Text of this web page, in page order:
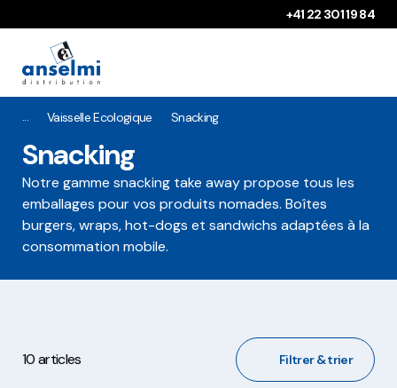
+41 22 301 19 84
Vaisselle Ecologique Snacking
Snacking
Notre gamme snacking take away propose tous les
emballages pour vos produits nomades. Boîtes
burgers, wraps, hot-dogs et sandwichs adaptées à la
consommation mobile.
10 articles Filtrer & trier